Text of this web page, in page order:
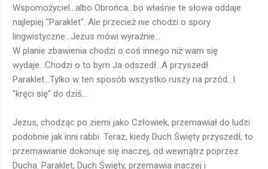
Wspomożyciel...albo Obrońca...bo właśnie te słowa oddaje
najlepiej "Paraklet". Ale przecież nie chodzi o spory
lingwistyczne...Jezus mówi wyraźnie...
W planie zbawienia chodzi o coś innego niż wam się
wydaje...Chodzi o to bym Ja odszedł...A przyszedł
Paraklet...Tylko w ten sposób wszystko ruszy na przód...I
"kręci się" do dziś...
Jezus, chodząc po ziemi jako Człowiek, przemawiał do ludzi
podobnie jak inni rabbi. Teraz, kiedy Duch Święty przyszedł, to
przemawianie dokonuje się inaczej, od wewnątrz poprzez
Ducha. Paraklet, Duch Święty, przemawia inaczej i